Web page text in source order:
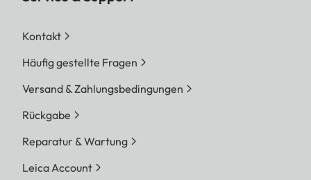
Kontakt
Häufig gestellte Fragen
Versand & Zahlungsbedingungen
Rückgabe
Reparatur & Wartung
Leica Account